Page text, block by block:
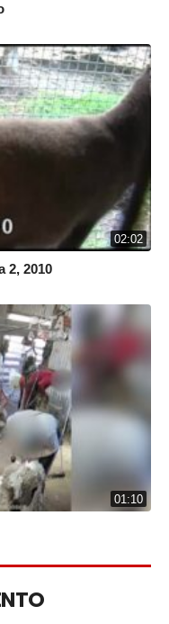
02:02
2, 2010
01:10